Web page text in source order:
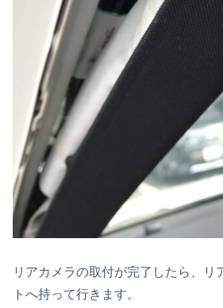
リアカメラの取付が完了したら、リ
トへ持って行きます。